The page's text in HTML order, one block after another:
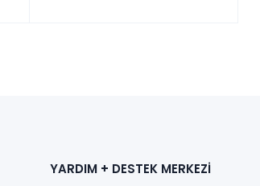
YARDIM + DESTEK MERKEZİ